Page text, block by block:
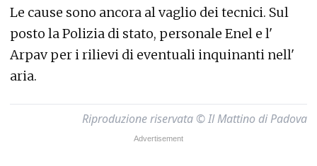
Le cause sono ancora al vaglio dei tecnici. Sul
posto la Polizia di stato, personale Enel e l'
Arpav per i rilievi di eventuali inquinanti nell'
aria.
Riproduzione riservata © Il Mattino di Padova